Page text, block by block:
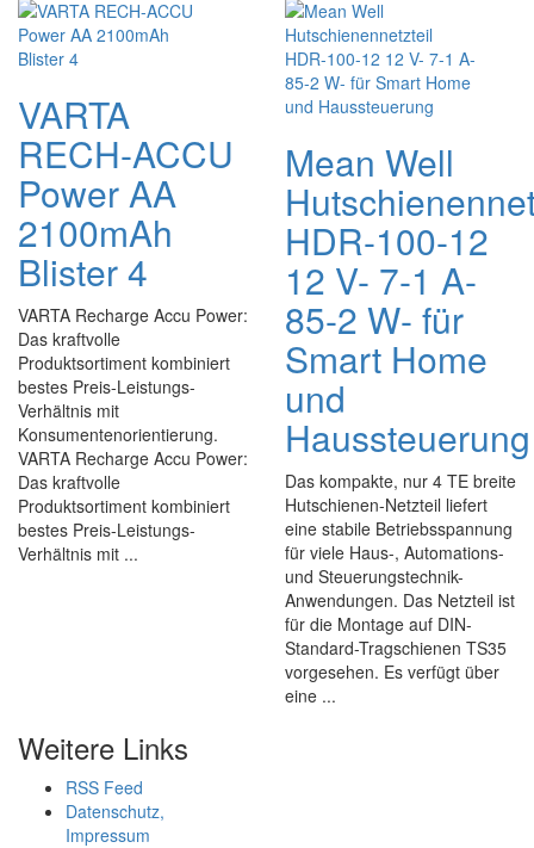
VARTA
RECH-ACCU
Power AA
2100mAh
Blister 4
VARTA Recharge Accu Power:
Das kraftvolle
Produktsortiment kombiniert
bestes Preis-Leistungs-
Verhältnis mit
Konsumentenorientierung.
VARTA Recharge Accu Power:
Das kraftvolle
Produktsortiment kombiniert
bestes Preis-Leistungs-
Verhältnis mit ...
Mean Well
HDR-100-12
12 V- 7-1 A-
85-2 W- für
Smart Home
und
Haussteuerung
Das kompakte, nur 4 TE breite
Hutschienen-Netzteil liefert
eine stabile Betriebsspannung
für viele Haus-, Automations-
und Steuerungstechnik-
Anwendungen. Das Netzteil ist
für die Montage auf DIN-
Standard-Tragschienen TS35
vorgesehen. Es verfügt über
eine ...
Weitere Links
RSS Feed
Datenschutz,
Impressum